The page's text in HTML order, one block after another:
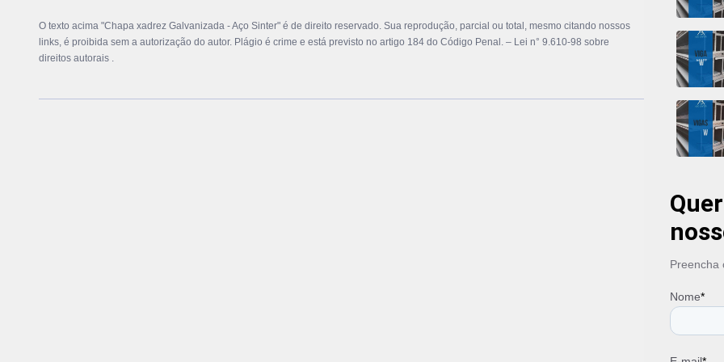
O texto acima "Chapa xadrez Galvanizada - Aço Sinter" é de direito reservado. Sua reprodução, parcial ou total, mesmo citando nossos
links, é proibida sem a autorização do autor. Plágio é crime e está previsto no artigo 184 do Código Penal. – Lei n° 9.610-98 sobre
direitos autorais .
Perfil W
Perfis W
Preço
Preço
Preço
Preço
Preço
Preço
Preço
Tubo
Tubo
Tubo
Tubo
Preencha
Nome*